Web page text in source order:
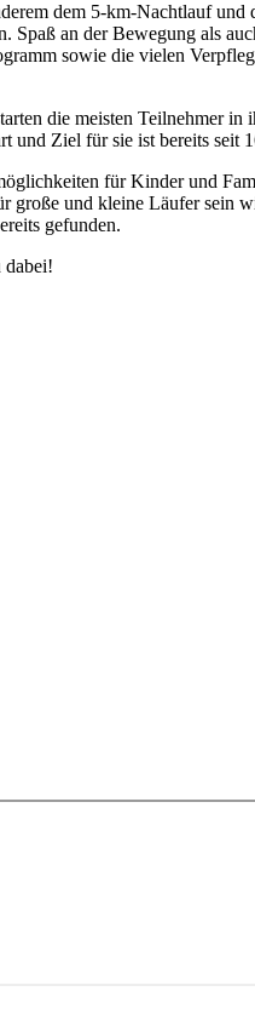
dem 5-km-Nachtlauf
Spaß an der Bewegung als
sowie die vielen
die meisten Teilnehmer in
Ziel für sie ist bereits seit
für Kinder und
große und kleine Läufer sein
gefunden.
dabei!